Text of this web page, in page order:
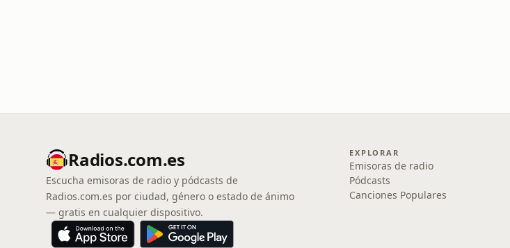
Radios.com.es
Escucha emisoras de radio y pódcasts de
Radios.com.es por ciudad, género o estado de ánimo
— gratis en cualquier dispositivo.
EXPLORAR
Emisoras de radio
Pódcasts
Canciones Populares